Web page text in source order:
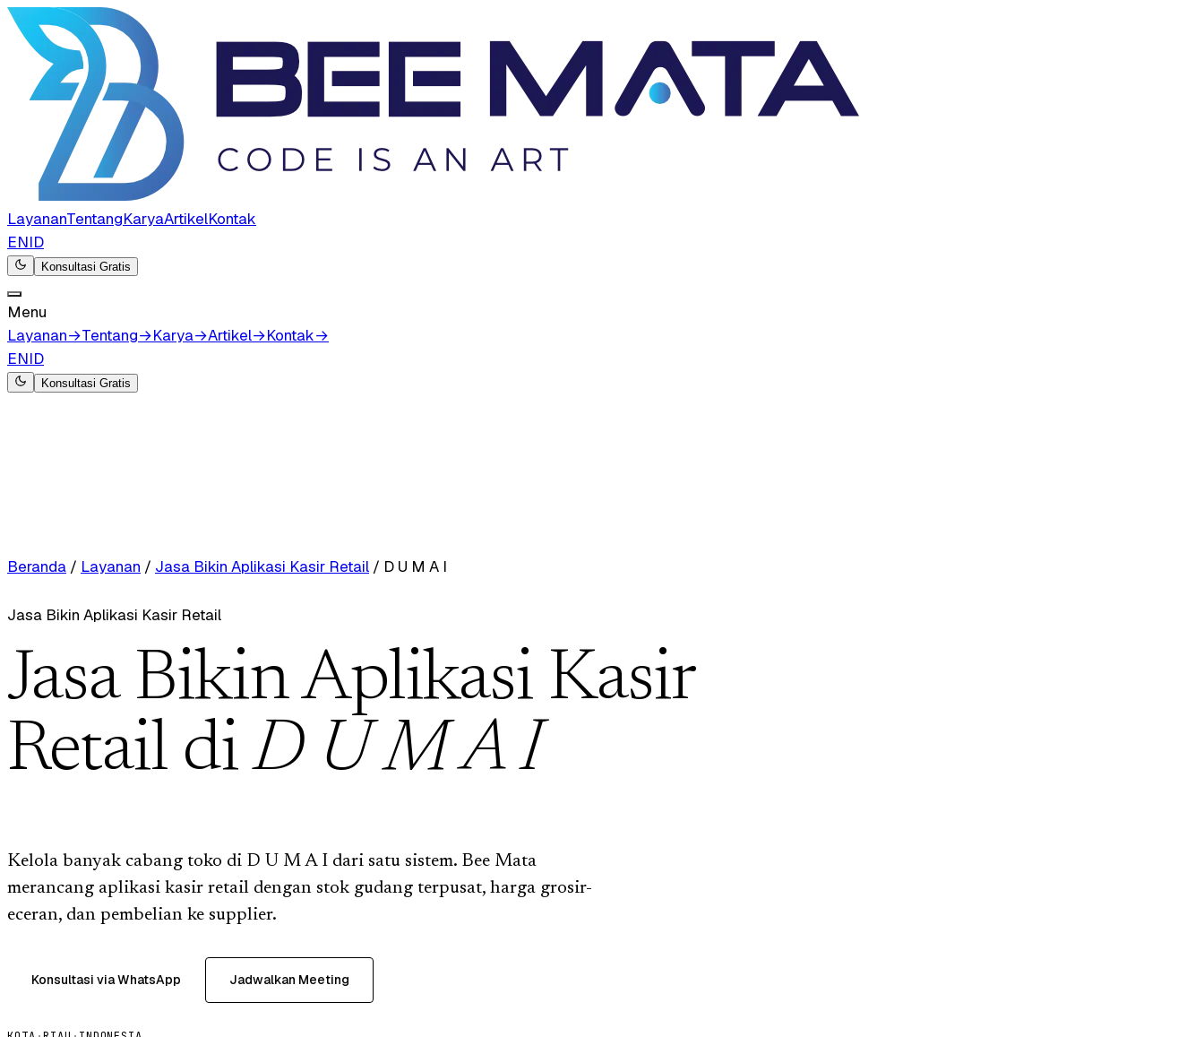
LayananTentangKaryaArtikelKontak
ENID
Konsultasi Gratis
Menu
Layanan→Tentang→Karya→Artikel→Kontak→
ENID
Konsultasi Gratis
Beranda / Layanan / Jasa Bikin Aplikasi Kasir Retail / D U M A I
Jasa Bikin Aplikasi Kasir Retail
Jasa Bikin Aplikasi Kasir
Retail diD U M A I
Kelola banyak cabang toko di D U M A I dari satu sistem. Bee Mata
merancang aplikasi kasir retail dengan stok gudang terpusat, harga grosir-
eceran, dan pembelian ke supplier.
Konsultasi via WhatsApp Jadwalkan Meeting